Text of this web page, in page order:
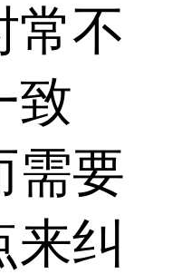
常不
致
需要
来纠